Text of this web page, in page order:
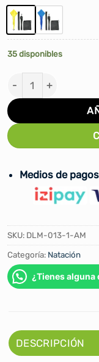
35 disponibles
PARACAIDAS DE
Medios de pagos
SKU: DLM-013-1-AM
Categoría: Natación
¿Tienes alguna
DESCRIPCIÓN